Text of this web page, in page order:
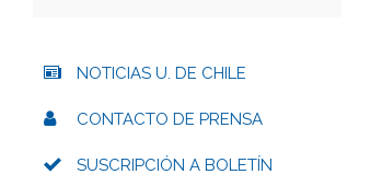
NOTICIAS U. DE CHILE
CONTACTO DE PRENSA
SUSCRIPCIÓN A BOLETÍN